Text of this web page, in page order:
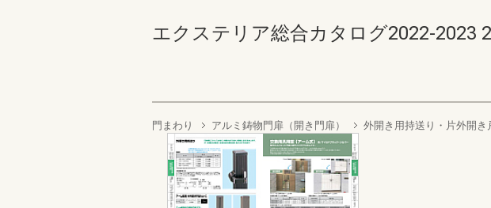
エクステリア総合カタログ2022-2023
門まわり アルミ鋳物門扉（開き門扉） 外開き用持送り・片外開き